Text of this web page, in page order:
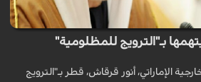
بـ"الترويج للمظلومية"
الإماراتي، أنور قرقاش، قطر بـ"الترويج